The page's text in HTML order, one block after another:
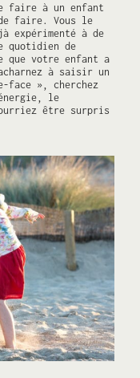
faire à un enfant
faire. Vous le
expérimenté à de
quotidien de
que votre enfant a
à saisir un
», cherchez
le
être surpris